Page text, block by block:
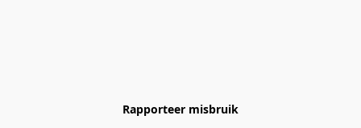
Rapporteer misbruik